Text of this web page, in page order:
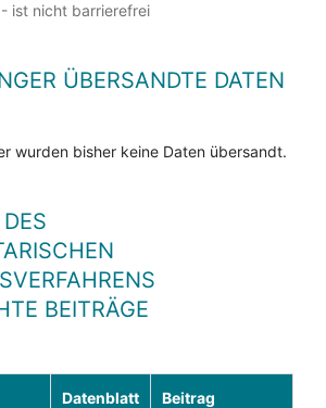
- ist nicht barrierefrei
ÜBERSANDTE DATEN
wurden bisher keine Daten übersandt.
BEITRÄGE
Datenblatt Beitrag